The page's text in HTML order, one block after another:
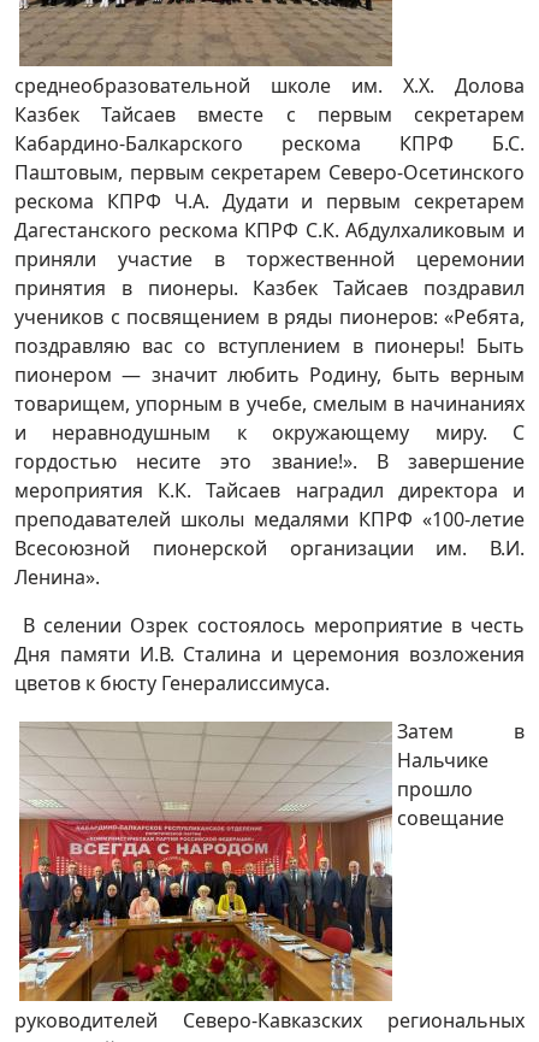
среднеобразовательной школе им. Х.Х. Долова
Казбек Тайсаев вместе с первым секретарем
Кабардино-Балкарского рескома КПРФ Б.С.
Паштовым, первым секретарем Северо-Осетинского
рескома КПРФ Ч.А. Дудати и первым секретарем
Дагестанского рескома КПРФ С.К. Абдулхаликовым и
приняли участие в торжественной церемонии
принятия в пионеры. Казбек Тайсаев поздравил
учеников с посвящением в ряды пионеров: «Ребята,
поздравляю вас со вступлением в пионеры! Быть
пионером — значит любить Родину, быть верным
товарищем, упорным в учебе, смелым в начинаниях
и неравнодушным к окружающему миру. С
гордостью несите это звание!». В завершение
мероприятия К.К. Тайсаев наградил директора и
преподавателей школы медалями КПРФ «100-летие
Всесоюзной пионерской организации им. В.И.
Ленина».
В селении Озрек состоялось мероприятие в честь
Дня памяти И.В. Сталина и церемония возложения
цветов к бюсту Генералиссимуса.
Затем в
Нальчике
прошло
совещание
руководителей Северо-Кавказских региональных